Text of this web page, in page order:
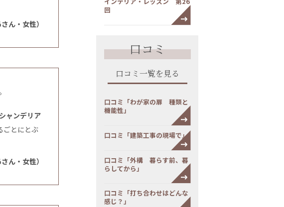
ん・女性）
ャンデリア
ごとにとぶ
ん・女性）
回
口コミ
口コミ一覧を見る
口コミ「わが家の扉 種類と
機能性」
口コミ「建築工事の現場で」
口コミ「外構 暮らす前、暮
らしてから」
口コミ「打ち合わせはどんな
感じ？」